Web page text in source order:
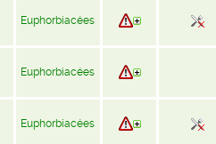
Euphorbiacées
Euphorbiacées
Euphorbiacées